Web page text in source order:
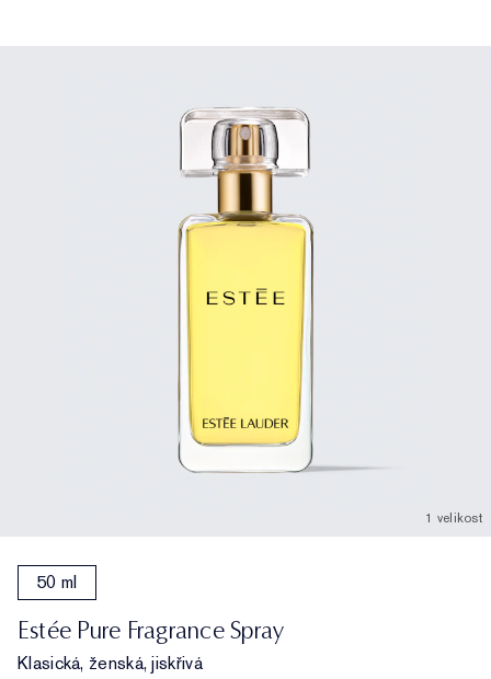
1 velikost
50 ml
Estée Pure Fragrance Spray
Klasická, ženská, jiskřivá